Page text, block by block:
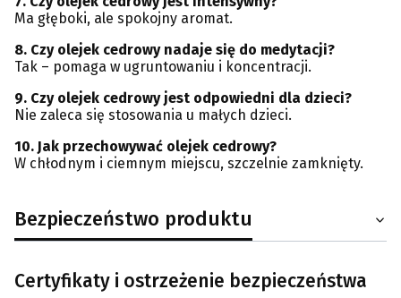
Ma głęboki, ale spokojny aromat.
8. Czy olejek cedrowy nadaje się do medytacji?
Tak – pomaga w ugruntowaniu i koncentracji.
9. Czy olejek cedrowy jest odpowiedni dla dzieci?
Nie zaleca się stosowania u małych dzieci.
10. Jak przechowywać olejek cedrowy?
W chłodnym i ciemnym miejscu, szczelnie zamknięty.
Bezpieczeństwo produktu
Certyfikaty i ostrzeżenie bezpieczeństwa